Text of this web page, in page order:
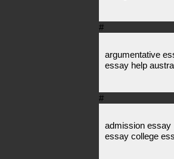
#
argumentative
essay help
#
admission essay
essay college